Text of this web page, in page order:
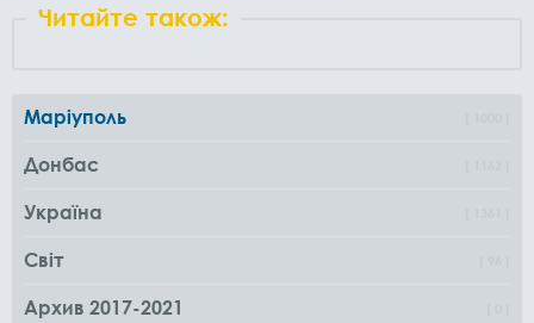
Читайте також:
Маріуполь
Донбас
Україна
Світ
Архив 2017-2021